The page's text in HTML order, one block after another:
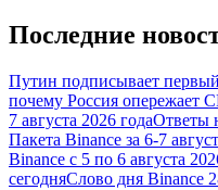
Последние
Путин подписывает
почему Россия опережает
7 августа 2026 годаОтветы
Пакета Binance за 6-7
Binance с 5 по 6 августа
сегодняСлово дня Binance